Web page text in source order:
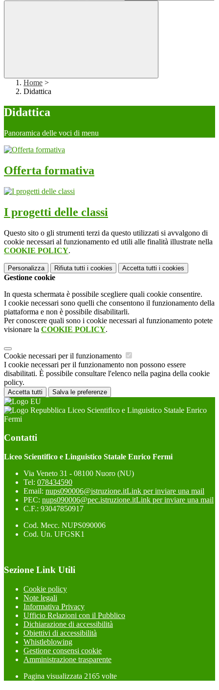
Home >
Didattica
Didattica
Panoramica delle voci di menu
Offerta formativa
I progetti delle classi
Questo sito o gli strumenti terzi da questo utilizzati si avvalgono di
cookie necessari al funzionamento ed utili alle finalità illustrate nella
COOKIE POLICY.
Personalizza Rifiuta tutti i cookies Accetta tutti i cookies
Gestione cookie
In questa schermata è possibile scegliere quali cookie consentire.
I cookie necessari sono quelli che consentono il funzionamento della
piattaforma e non è possibile disabilitarli.
Per conoscere quali sono i cookie necessari al funzionamento potete
visionare la COOKIE POLICY.
Cookie necessari per il funzionamento
I cookie necessari per il funzionamento non possono essere
disabilitati. È possibile consultare l'elenco nella pagina della cookie
policy.
Accetta tutti Salva le preferenze
Liceo Scientifico e Linguistico Statale Enrico
Fermi
Contatti
Liceo Scientifico e Linguistico Statale Enrico Fermi
Via Veneto 31 - 08100 Nuoro (NU)
Tel: 078434590
Email: nups090006@istruzione.itLink per inviare una mail
PEC: nups090006@pec.istruzione.itLink per inviare una mail
C.F.: 93047850917
Cod. Mecc. NUPS090006
Cod. Un. UFGSK1
Sezione Link Utili
Cookie policy
Note legali
Informativa Privacy
Ufficio Relazioni con il Pubblico
Dichiarazione di accessibilità
Obiettivi di accessibilità
Whistleblowing
Gestione consensi cookie
Amministrazione trasparente
Pagina visualizzata 2165 volte